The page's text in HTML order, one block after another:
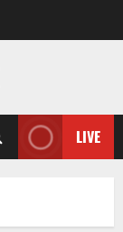
LIVE